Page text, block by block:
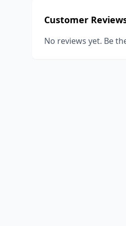
Customer
No reviews yet. Be